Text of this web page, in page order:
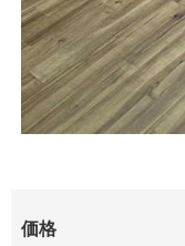
価格